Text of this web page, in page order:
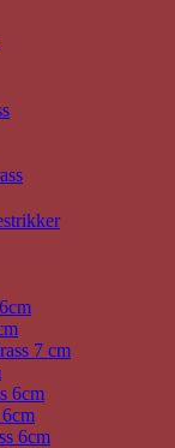
7 cm
6cm
6cm